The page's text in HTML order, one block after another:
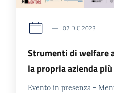
07 DIC 2023
Strumenti di welfare
la propria azienda
Evento in presenza -